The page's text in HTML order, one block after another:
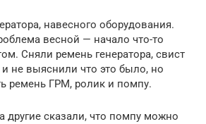
навесного оборудования.
весной — начало что-то
Сняли ремень генератора, свист
не выяснили что это было, но
ремень ГРМ, ролик и помпу.
другие сказали, что помпу можно